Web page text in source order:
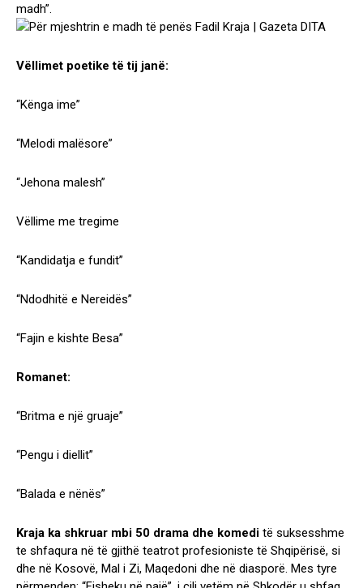
madh”.
Vëllimet poetike të tij janë:
“Kënga ime”
“Melodi malësore”
“Jehona malesh”
Vëllime me tregime
“Kandidatja e fundit”
“Ndodhitë e Nereidës”
“Fajin e kishte Besa”
Romanet:
“Britma e një gruaje”
“Pengu i diellit”
“Balada e nënës”
Kraja ka shkruar mbi 50 drama dhe komedi të suksesshme
te shfaqura në të gjithë teatrot profesioniste të Shqipërisë, si
dhe në Kosovë, Mal i Zi, Maqedoni dhe në diasporë. Mes tyre